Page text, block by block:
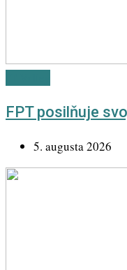
FPT posilňuje
5. augusta 2026